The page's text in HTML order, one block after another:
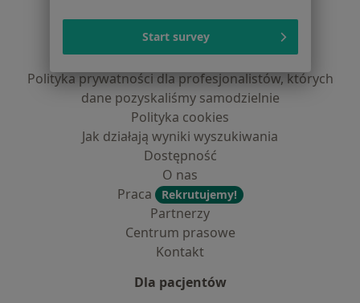
Regulamin
Polityka prywatności pacjentów
Polityka prywatności profesjonalistów
Polityka prywatności dla profesjonalistów, których
dane pozyskaliśmy samodzielnie
Polityka cookies
Jak działają wyniki wyszukiwania
Dostępność
O nas
Praca
Rekrutujemy!
Partnerzy
Centrum prasowe
Kontakt
Dla pacjentów
Start survey